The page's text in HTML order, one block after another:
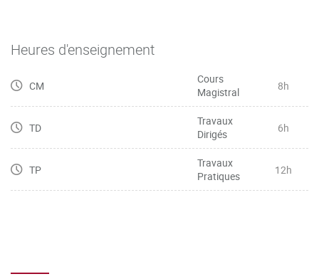
Heures d'enseignement
CM
Cours
Magistral
8h
TD
Travaux
Dirigés
6h
TP
Travaux
Pratiques
12h